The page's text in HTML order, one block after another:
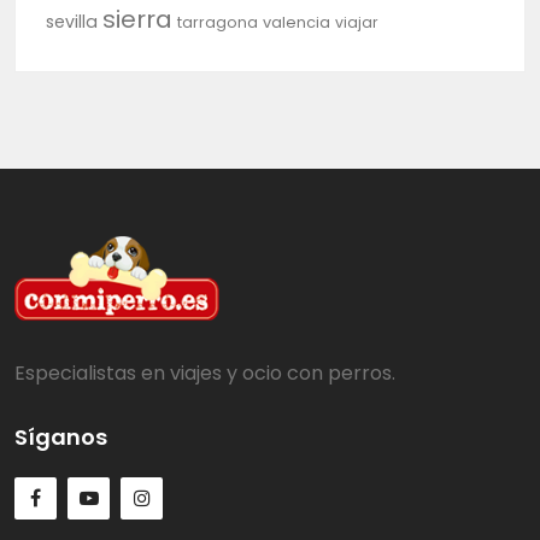
sevilla sierra tarragona valencia viajar
Especialistas en viajes y ocio con perros.
Síganos